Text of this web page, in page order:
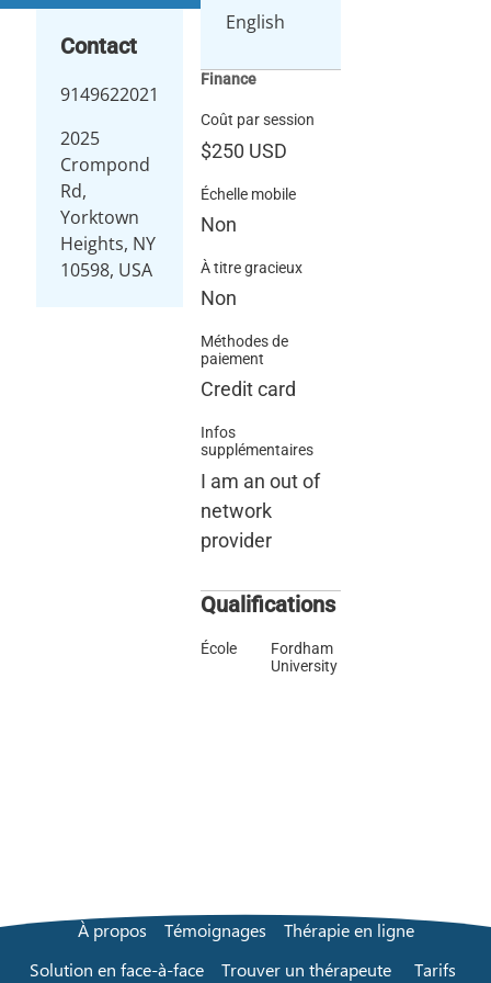
Contact
9149622021
2025
Crompond
Rd,
Yorktown
Heights, NY
10598, USA
English
Finance
Coût par session
$250 USD
Échelle mobile
Non
À titre gracieux
Non
Méthodes de
paiement
Credit card
Infos
supplémentaires
I am an out of
network
provider
Qualifications
École
Fordham
University
À propos Témoignages
Thérapie en ligne
Solution en face-à-face
Trouver un thérapeute Tarifs